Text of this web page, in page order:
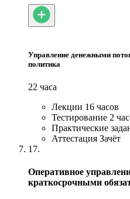
Управление денежными
политика
22 часа
Лекции 16 часов
Тестирование 2
Практические
Аттестация Зачёт
17.
Оперативное
краткосрочными